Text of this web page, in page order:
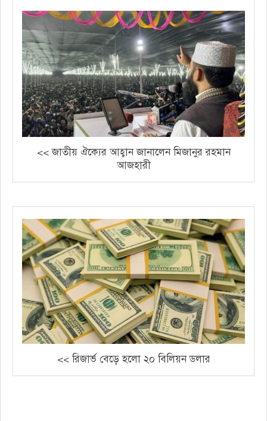
<< জাতীয় ঐক্যের আহ্বান জানালেন মিজানুর রহমান
আজহারী
<< রিজার্ভ বেড়ে হলো ২০ বিলিয়ন ডলার